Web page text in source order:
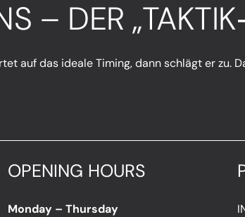
– DER
auf das ideale Timing, dann schlägt er
OPENING HOURS
Monday – Thursday